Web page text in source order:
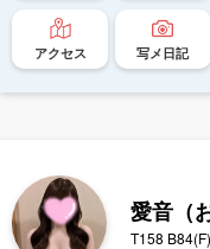
アクセス 写メ日記
愛音（
T158